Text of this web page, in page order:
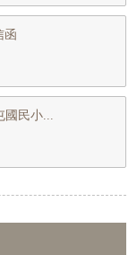
函
國民小...